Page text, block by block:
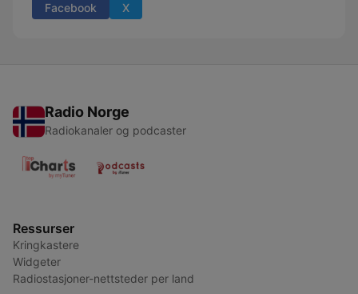
Facebook X
Radio Norge
Radiokanaler og podcaster
Ressurser
Kringkastere
Widgeter
Radiostasjoner-nettsteder per land